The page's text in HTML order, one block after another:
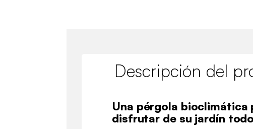
Descripción del
Una pérgola bioclimática
disfrutar de su jardín